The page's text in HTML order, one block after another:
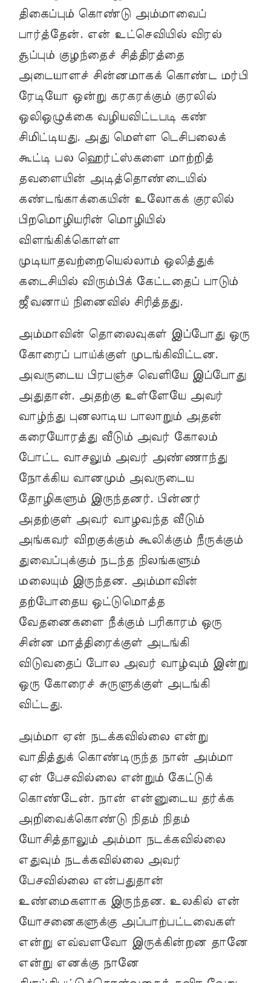
திகைப்பும் கொண்டு அம்மாவைப்
பார்த்தேன். என் உட்செவியில் விரல்
சூப்பும் குழந்தைச் சித்திரத்தை
அடையாளச் சின்னமாகக் கொண்ட மர்பி
ரேடியோ ஒன்று கரகரக்கும் குரலில்
ஒலிஒழுக்கை வழியவிட்டபடி கண்
சிமிட்டியது. அது மெள்ள டெசிபலைக்
கூட்டி பல ஹெர்ட்ஸ்களை மாற்றித்
தவளையின் அடித்தொண்டையில்
கண்டங்காக்கையின் உலோகக் குரலில்
பிறமொழியரின் மொழியில்
விளங்கிக்கொள்ள
முடியாதவற்றையெல்லாம் ஒலித்துக்
கடைசியில் விரும்பிக் கேட்டதைப் பாடும்
ஜீவனாய் நினைவில் சிரித்தது.
அம்மாவின் தொலைவுகள் இப்போது ஒரு
கோரைப் பாய்க்குள் முடங்கிவிட்டன.
அவருடைய பிரபஞ்ச வெளியே இப்போது
அதுதான். அதற்கு உள்ளேயே அவர்
வாழ்ந்து புனலாடிய பாலாறும் அதன்
கரையோரத்து வீடும் அவர் கோலம்
போட்ட வாசலும் அவர் அண்ணாந்து
நோக்கிய வானமும் அவருடைய
தோழிகளும் இருந்தனர். பின்னர்
அதற்குள் அவர் வாழவந்த வீடும்
அங்கவர் விறகுக்கும் கூலிக்கும் நீருக்கும்
துவைப்புக்கும் நடந்த நிலங்களும்
மலையும் இருந்தன. அம்மாவின்
தற்போதைய ஒட்டுமொத்த
வேதனைகளை நீக்கும் பரிகாரம் ஒரு
சின்ன மாத்திரைக்குள் அடங்கி
விடுவதைப் போல அவர் வாழ்வும் இன்று
ஒரு கோரைச் சுருளுக்குள் அடங்கி
விட்டது.
அம்மா ஏன் நடக்கவில்லை என்று
வாதித்துக் கொண்டிருந்த நான் அம்மா
ஏன் பேசவில்லை என்றும் கேட்டுக்
கொண்டேன். நான் என்னுடைய தர்க்க
அறிவைக்கொண்டு நிதம் நிதம்
யோசித்தாலும் அம்மா நடக்கவில்லை
எதுவும் நடக்கவில்லை அவர்
பேசவில்லை என்பதுதான்
உண்மைகளாக இருந்தன. உலகில் என்
யோசனைகளுக்கு அப்பாற்பட்டவைகள்
என்று எவ்வளவோ இருக்கின்றன தானே
என்று எனக்கு நானே